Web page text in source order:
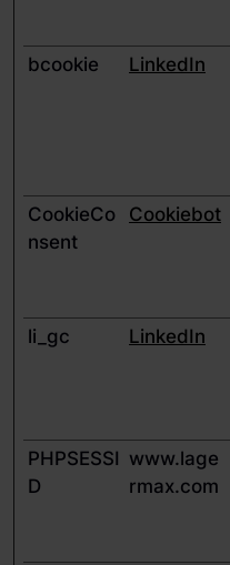
bcookie
LinkedIn
CookieCo
nsent
Cookiebot
li_gc LinkedIn
PHPSESSI
D
www.lage
rmax.com